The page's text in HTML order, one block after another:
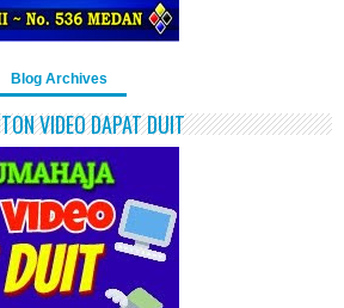
Blog Archives
VIDEO DAPAT DUIT